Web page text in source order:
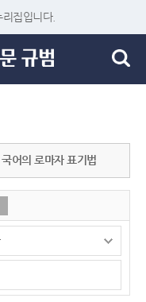
집입니다.
국어의 로마자 표기법